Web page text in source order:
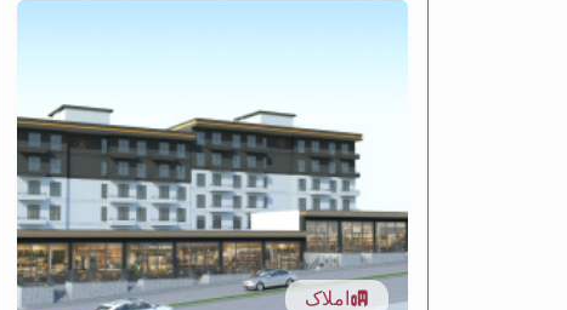
املاک